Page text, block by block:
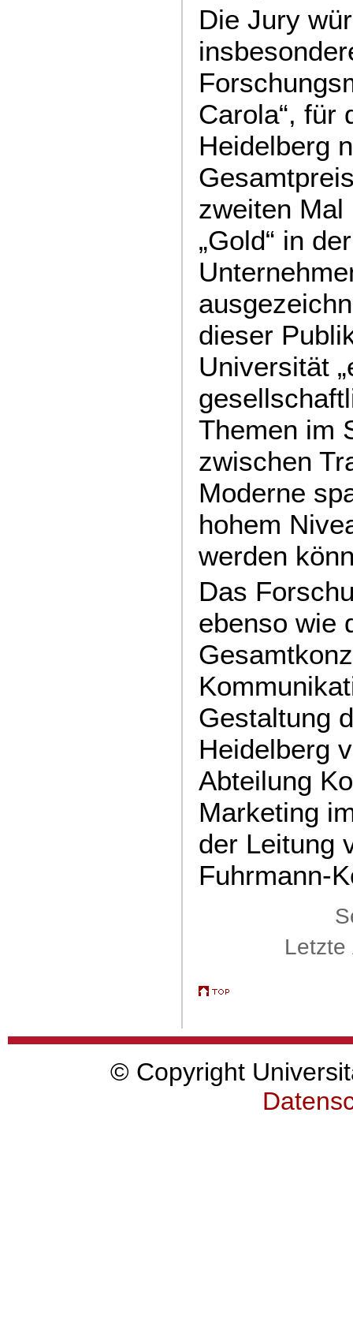
Die Jury
Carola“, für
Heidelberg
zweiten Mal
„Gold“ in
dieser
Universität
Themen im
zwischen
Moderne
hohem
werden
Das
ebenso wie
Gestaltung
Heidelberg
Abteilung
Marketing
der Leitung
Fuhrmann-
Letzte
© Copyright